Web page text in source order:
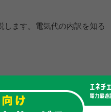
します。電気代の内訳を知る